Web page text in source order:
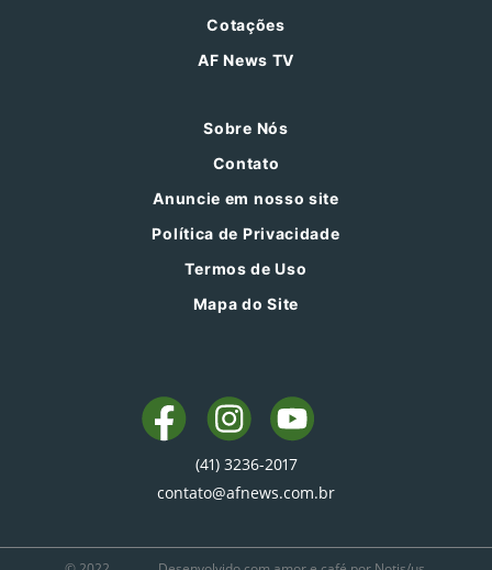
Cotações
AF News TV
Sobre Nós
Contato
Anuncie em nosso site
Política de Privacidade
Termos de Uso
Mapa do Site
(41) 3236-2017
contato@afnews.com.br